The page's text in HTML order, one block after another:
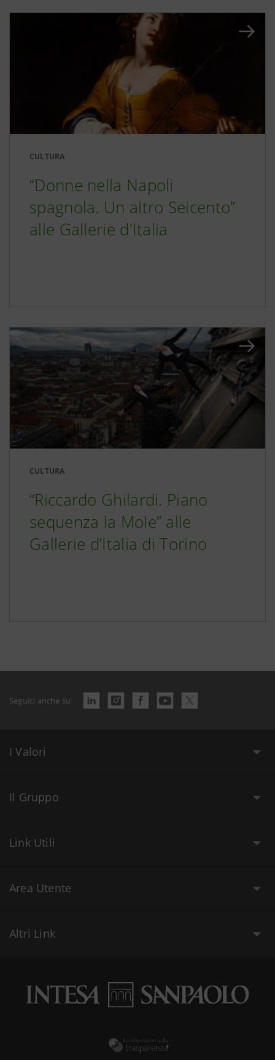
CULTURA
“Donne nella Napoli
spagnola. Un altro Seicento”
alle Gallerie d'Italia
CULTURA
“Riccardo Ghilardi. Piano
sequenza la Mole” alle
Gallerie d’Italia di Torino
Seguici anche su
I Valori
Il Gruppo
Link Utili
Area Utente
Altri Link